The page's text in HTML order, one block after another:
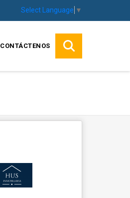
Select Language ▼
CONTÁCTENOS